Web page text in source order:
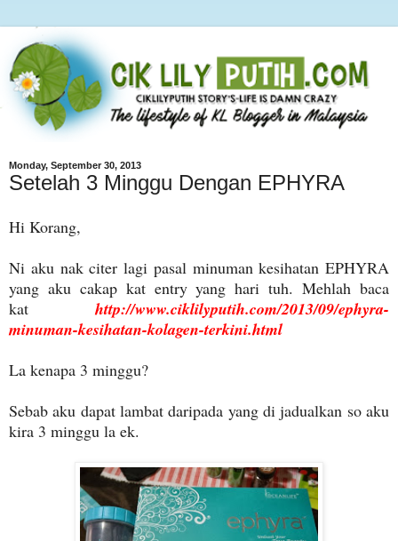
Monday, September 30, 2013
Setelah 3 Minggu Dengan EPHYRA
Hi Korang,
Ni aku nak citer lagi pasal minuman kesihatan EPHYRA
yang aku cakap kat entry yang hari tuh. Mehlah baca
kat
http://www.ciklilyputih.com/2013/09/ephyra-
minuman-kesihatan-kolagen-terkini.html
La kenapa 3 minggu?
Sebab aku dapat lambat daripada yang di jadualkan so aku
kira 3 minggu la ek.